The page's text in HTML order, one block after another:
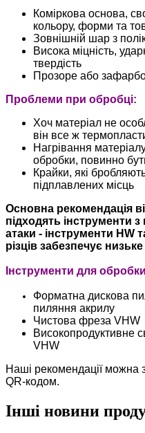
Коміркова основа,
кольору, форми та
Зовнішній шар з
Висока міцність,
твердість
Прозоре або
Проблеми при обробці:
Хоч матеріал не
він все ж
Нагрівання
обробки, повинно
Крайки, які
підплавлених місць
Основна рекомендація
підходять інструменти
атаки - інструменти HW
різців забезпечує
Інструменти для
Форматна дискова
пиляння акрилу
Чистова фреза VHW
Високопродуктивне
VHW
Наші рекомендації можна
QR-кодом.
Інші новини